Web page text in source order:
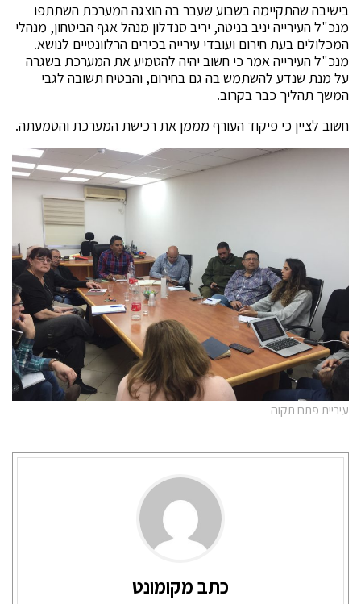
בישיבה שהתקיימה בשבוע שעבר בה הוצגה המערכת השתתפו
מנכ"ל העירייה יניב בניטה, יריב סנדלון מנהל אגף הביטחון, מנהלי
המכלולים בעת חירום ועובדי עירייה בכירים הרלוונטיים לנושא.
מנכ"ל העירייה אמר כי חשוב יהיה להטמיע את המערכת בשגרה
על מנת שנדע להשתמש בה גם בחירום, והבטיח תשובה לגבי
המשך תהליך כבר בקרוב.
חשוב לציין כי פיקוד העורף מממן את רכישת המערכת והטמעתה.
עיריית פתח תקוה
כתב מקומונט